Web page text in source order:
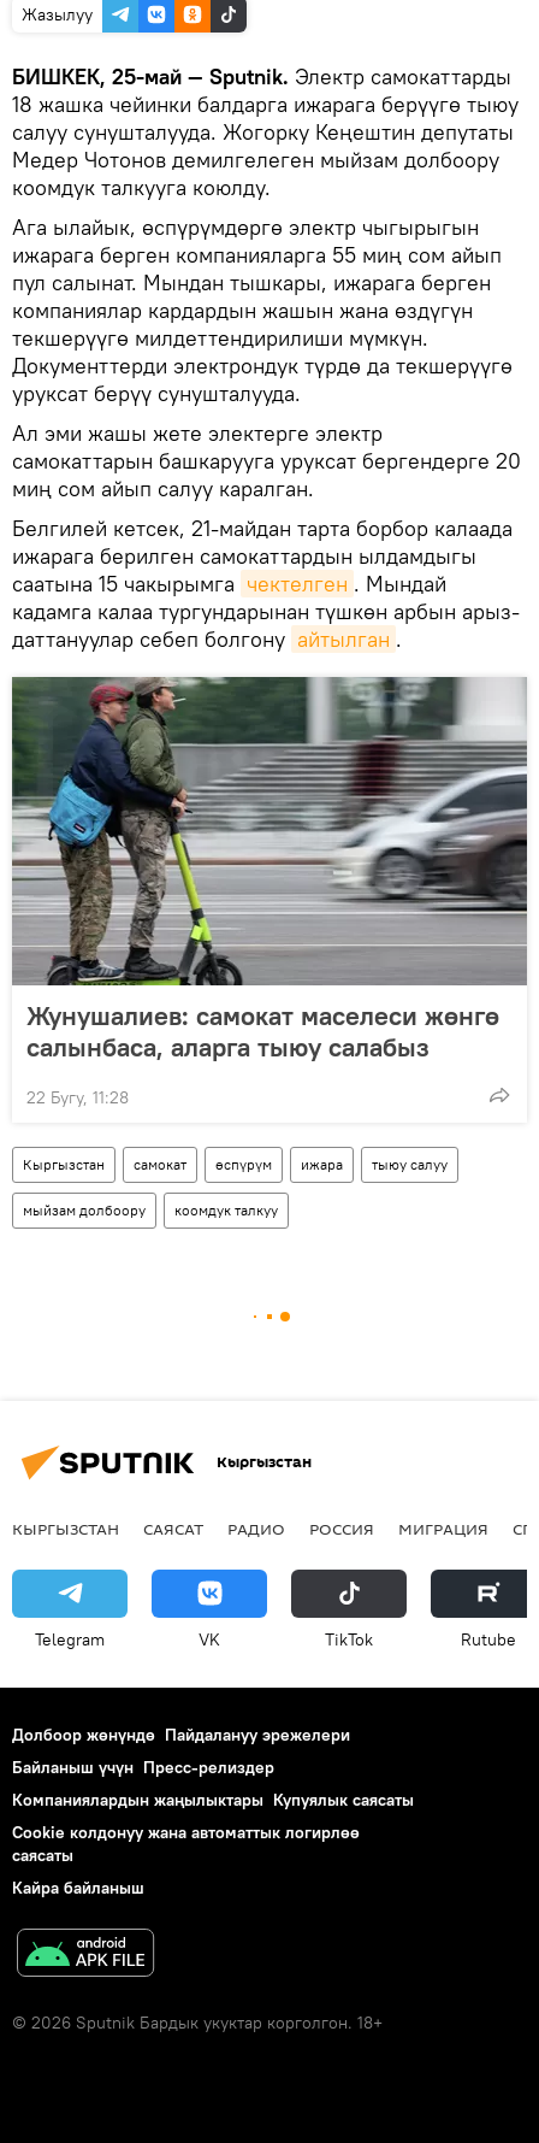
Жазылуу
БИШКЕК, 25-май — Sputnik. Электр самокаттарды
18 жашка чейинки балдарга ижарага берүүгө тыюу
салуу сунушталууда. Жогорку Кеңештин депутаты
Медер Чотонов демилгелеген мыйзам долбоору
коомдук талкууга коюлду.
Ага ылайык, өспүрүмдөргө электр чыгырыгын
ижарага берген компанияларга 55 миң сом айып
пул салынат. Мындан тышкары, ижарага берген
компаниялар кардардын жашын жана өздүгүн
текшерүүгө милдеттендирилиши мүмкүн.
Документтерди электрондук түрдө да текшерүүгө
уруксат берүү сунушталууда.
Ал эми жашы жете электерге электр
самокаттарын башкарууга уруксат бергендерге 20
миң сом айып салуу каралган.
Белгилей кетсек, 21-майдан тарта борбор калаада
ижарага берилген самокаттардын ылдамдыгы
саатына 15 чакырымга чектелген . Мындай
кадамга калаа тургундарынан түшкөн арбын арыз-
даттануулар себеп болгону айтылган .
Жунушалиев: самокат маселеси жөнгө
салынбаса, аларга тыюу салабыз
22 Бугу, 11:28
Кыргызстан самокат өспүрүм ижара тыюу салуу
мыйзам долбоору коомдук талкуу
Кыргызстан
КЫРГЫЗСТАН САЯСАТ РАДИО РОССИЯ МИГРАЦИЯ
Telegram VK ТikТоk Rutube
Долбоор жөнүндө Пайдалануу эрежелери
Байланыш үчүн Пресс-релиздер
Компаниялардын жаңылыктары Купуялык саясаты
Cookie колдонуу жана автоматтык логирлөө
саясаты
Кайра байланыш
© 2026 Sputnik Бардык укуктар корголгон. 18+